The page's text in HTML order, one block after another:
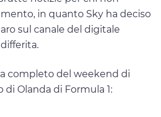
in quanto Sky ha deciso
sul canale del digitale
completo del weekend di
di Olanda di Formula 1: